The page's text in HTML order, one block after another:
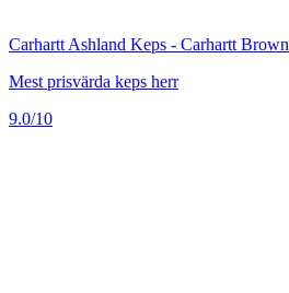
Carhartt Ashland Keps - Carhartt Brown
Mest prisvärda keps herr
9.0/10